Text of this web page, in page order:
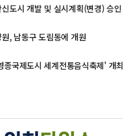
도시 개발 및 실시계획(변경) 승인
, 남동구 도림동에 개원
국제도시 세계전통음식축제' 개최